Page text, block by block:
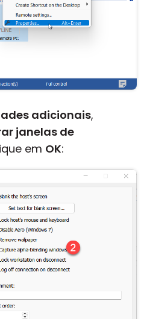
adicionais,
janelas de
em OK: